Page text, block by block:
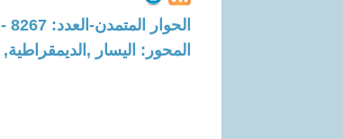
الحوار المتمدن-العدد: 8267 - 2025 / 2 / 28 - 23:44
المحور: اليسار